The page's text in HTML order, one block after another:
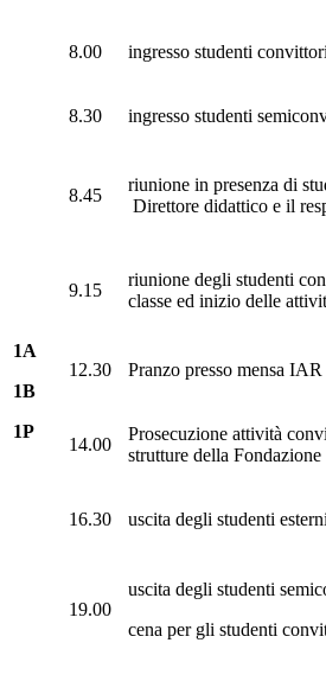
1A
1B
1P
8.00 ingresso studenti
8.30 ingresso studenti
8.45
riunione in presenza di
Direttore didattico e il
9.15
riunione degli studenti
classe ed inizio delle
12.30 Pranzo presso mensa IAR
14.00
Prosecuzione attività
strutture della Fondazione
16.30 uscita degli studenti esterni
19.00
uscita degli studenti
cena per gli studenti